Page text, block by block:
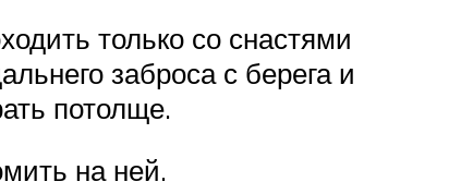
только со снастями
заброса с берега и
потолще.
на ней.